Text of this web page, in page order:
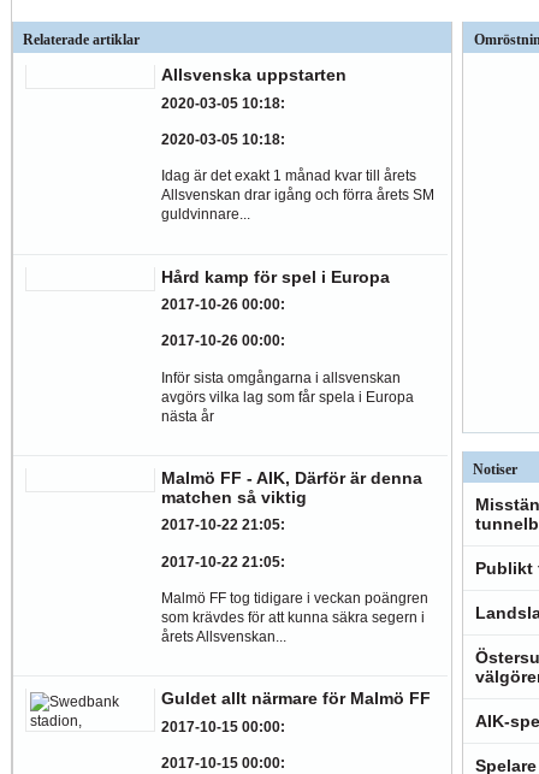
Relaterade artiklar
Allsvenska uppstarten
2020-03-05 10:18:
2020-03-05 10:18:
Idag är det exakt 1 månad kvar till årets
Allsvenskan drar igång och förra årets SM
guldvinnare...
Hård kamp för spel i Europa
2017-10-26 00:00:
2017-10-26 00:00:
Inför sista omgångarna i allsvenskan
avgörs vilka lag som får spela i Europa
nästa år
Malmö FF - AIK, Därför är denna
matchen så viktig
2017-10-22 21:05:
2017-10-22 21:05:
Malmö FF tog tidigare i veckan poängren
som krävdes för att kunna säkra segern i
årets Allsvenskan...
Guldet allt närmare för Malmö FF
2017-10-15 00:00:
2017-10-15 00:00:
Notiser
Publikt
AIK-